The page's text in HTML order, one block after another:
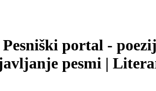
Pesniški portal -
pesmi |